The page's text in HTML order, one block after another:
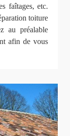
faîtages, etc.
toiture
au préalable
afin de vous